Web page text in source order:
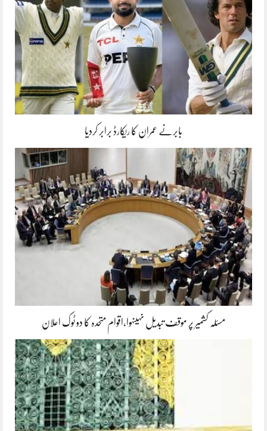
بابرنے عمران کا ریکارڈ برابر کردیا
مسئلہ کشمیر پر موقف تبدیل نہیںہوا،اقوام متحدہ کا دو ٹوک اعلان